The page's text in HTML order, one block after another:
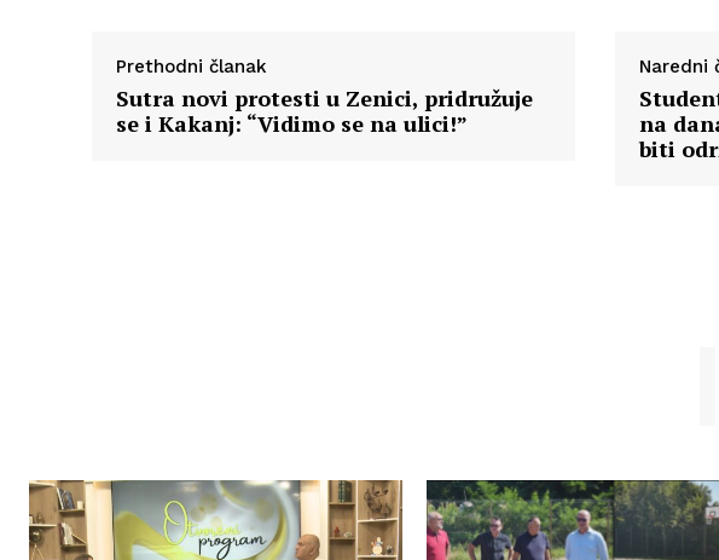
Prethodni članak
Sutra novi protesti u Zenici, pridružuje
se i Kakanj: “Vidimo se na ulici!”
Naredni
na
biti